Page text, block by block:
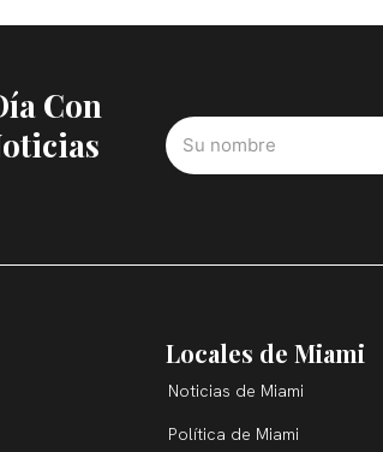
Con
Locales de Miami
Noticias de Miami
Política de Miami